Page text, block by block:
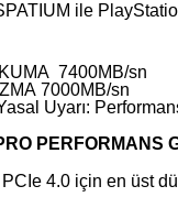
ile
7400MB/sn
7000MB/sn
Uyarı: Performans,
PERFORMANS
4.0 için en üst